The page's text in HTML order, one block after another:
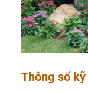
Thông số